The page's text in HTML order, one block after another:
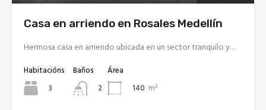
Casa en arriendo en Rosales Medellín
Hermosa casa en arriendo ubicada en un sector tranquilo y…
Habitacións
3
Baños
2
Área
140 m²